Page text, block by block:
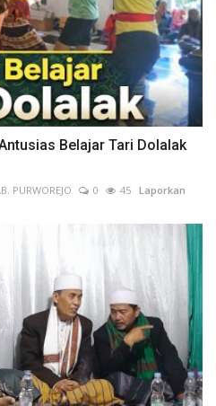
Belajar Tari Dolalak
PURWOREJO 0 45 Laporkan